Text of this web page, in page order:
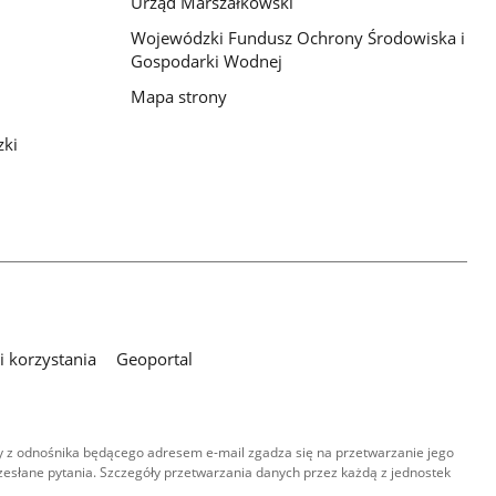
Wojewódzki Fundusz Ochrony Środowiska i
Gospodarki Wodnej
Mapa strony
korzystania Geoportal
odnośnika będącego adresem e-mail zgadza się na przetwarzanie jego
pytania. Szczegóły przetwarzania danych przez każdą z jednostek